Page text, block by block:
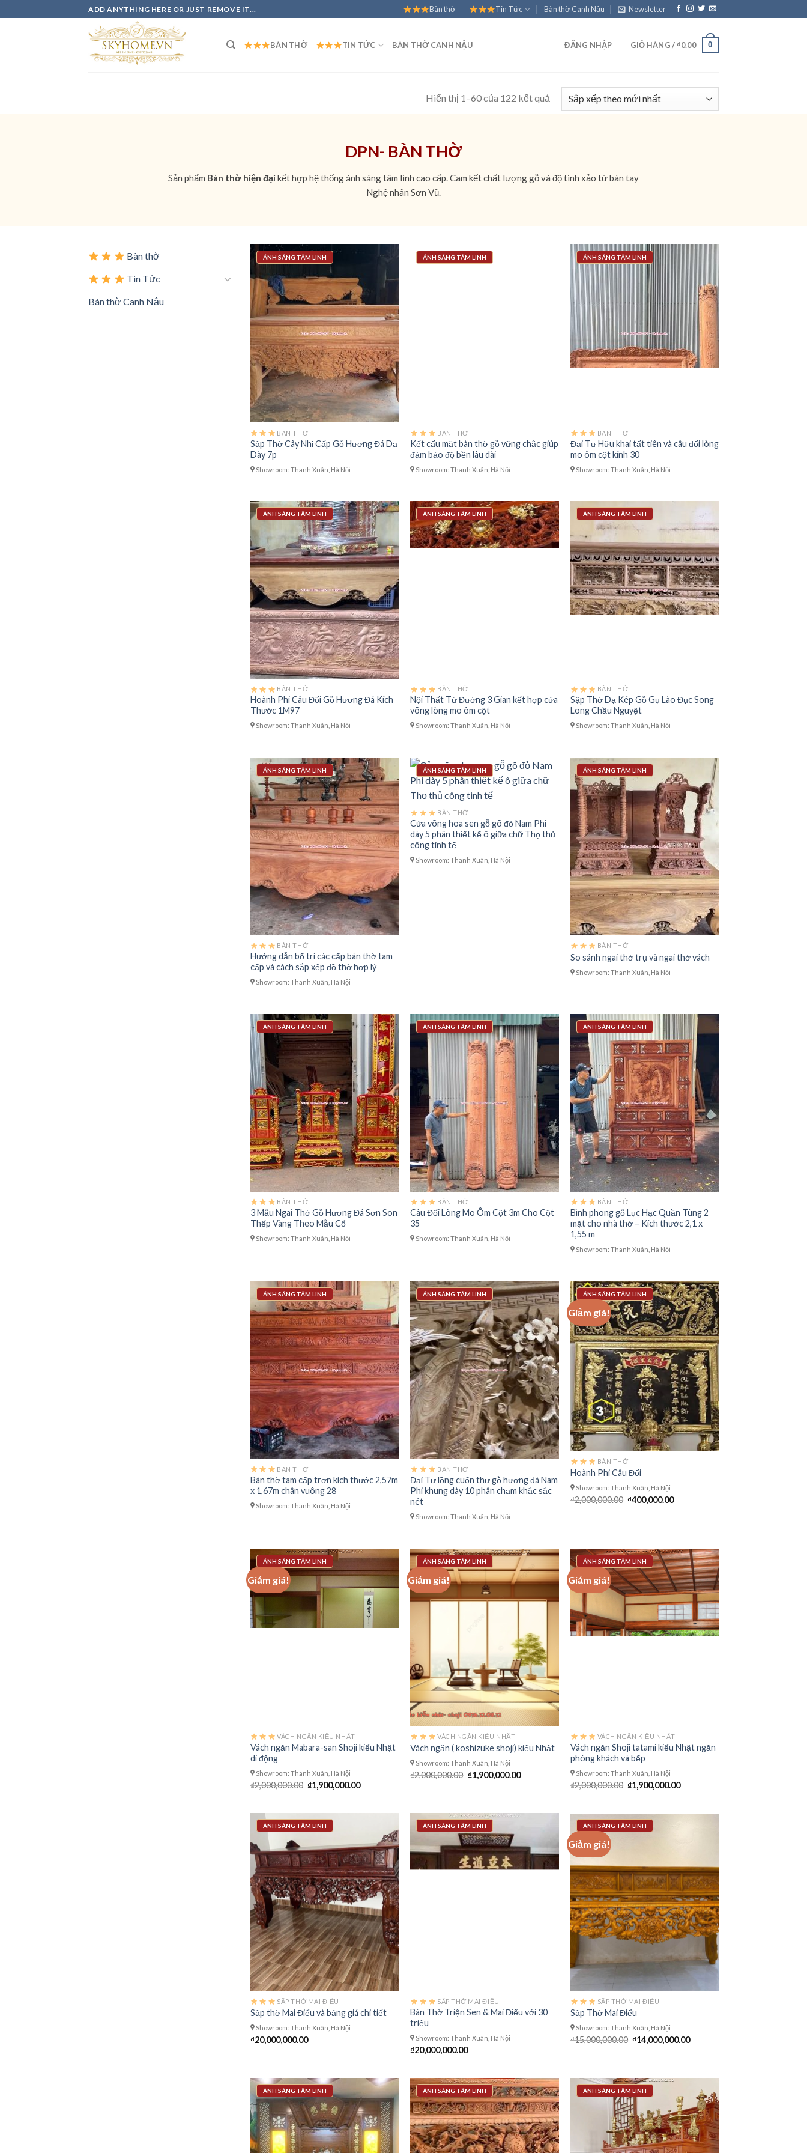
to
ADD ANYTHING HERE OR JUST REMOVE IT... Bàn thờ Tin Tức Bàn thờ Canh Nậu Newsletter
BÀN THỜ TIN TỨC BÀN THỜ CANH NẬU ĐĂNG NHẬP GIỎ HÀNG / ₫0.00 0
Hiển thị 1–60 của 122 kết quả
DPN- BÀN THỜ
Sản phẩm Bàn thờ hiện đại kết hợp hệ thống ánh sáng tâm linh cao cấp. Cam kết chất lượng gỗ và độ tinh xảo từ bàn tay
Nghệ nhân Sơn Vũ.
Bàn thờ
Tin Tức
Bàn thờ Canh Nậu
ÁNH SÁNG TÂM LINH
BÀN THỜ
Sập Thờ Cây Nhị Cấp Gỗ Hương Đá Dạ
Dày 7p
Showroom: Thanh Xuân, Hà Nội
ÁNH SÁNG TÂM LINH
BÀN THỜ
Kết cấu mặt bàn thờ gỗ vững chắc giúp
đảm bảo độ bền lâu dài
Showroom: Thanh Xuân, Hà Nội
ÁNH SÁNG TÂM LINH
BÀN THỜ
Đại Tự Hữu khai tất tiên và câu đối lòng
mo ôm cột kính 30
Showroom: Thanh Xuân, Hà Nội
ÁNH SÁNG TÂM LINH
BÀN THỜ
Hoành Phi Câu Đối Gỗ Hương Đá Kích
Thước 1M97
Showroom: Thanh Xuân, Hà Nội
ÁNH SÁNG TÂM LINH
BÀN THỜ
Nội Thất Từ Đường 3 Gian kết hợp cửa
võng lòng mo ôm cột
Showroom: Thanh Xuân, Hà Nội
ÁNH SÁNG TÂM LINH
BÀN THỜ
Sập Thờ Dạ Kép Gỗ Gụ Lào Đục Song
Long Chầu Nguyệt
Showroom: Thanh Xuân, Hà Nội
ÁNH SÁNG TÂM LINH
BÀN THỜ
Hướng dẫn bố trí các cấp bàn thờ tam
cấp và cách sắp xếp đồ thờ hợp lý
Showroom: Thanh Xuân, Hà Nội
ÁNH SÁNG TÂM LINH
BÀN THỜ
Cửa võng hoa sen gỗ gõ đỏ Nam Phi
dày 5 phân thiết kế ô giữa chữ Thọ thủ
công tinh tế
Showroom: Thanh Xuân, Hà Nội
ÁNH SÁNG TÂM LINH
BÀN THỜ
So sánh ngai thờ trụ và ngai thờ vách
Showroom: Thanh Xuân, Hà Nội
ÁNH SÁNG TÂM LINH
BÀN THỜ
3 Mẫu Ngai Thờ Gỗ Hương Đá Sơn Son
Thếp Vàng Theo Mẫu Cổ
Showroom: Thanh Xuân, Hà Nội
ÁNH SÁNG TÂM LINH
BÀN THỜ
Câu Đối Lòng Mo Ôm Cột 3m Cho Cột
35
Showroom: Thanh Xuân, Hà Nội
ÁNH SÁNG TÂM LINH
BÀN THỜ
Bình phong gỗ Lục Hạc Quần Tùng 2
mặt cho nhà thờ – Kích thước 2,1 x
1,55 m
Showroom: Thanh Xuân, Hà Nội
ÁNH SÁNG TÂM LINH
BÀN THỜ
Bàn thờ tam cấp trơn kích thước 2,57m
x 1,67m chân vuông 28
Showroom: Thanh Xuân, Hà Nội
ÁNH SÁNG TÂM LINH
BÀN THỜ
Đại Tự lồng cuốn thư gỗ hương đá Nam
Phi khung dày 10 phân chạm khắc sắc
nét
Showroom: Thanh Xuân, Hà Nội
Giảm giá!
ÁNH SÁNG TÂM LINH
BÀN THỜ
Hoành Phi Câu Đối
Showroom: Thanh Xuân, Hà Nội
₫2,000,000.00 Giá
₫400,000.00Giá
Giảm giá!
ÁNH SÁNG TÂM LINH
VÁCH NGĂN KIỂU NHẬT
Vách ngăn Mabara-san Shoji kiểu Nhật
di động
Showroom: Thanh Xuân, Hà Nội
₫2,000,000.00 Giá
gốc
₫1,900,000.00Giá
Giảm giá!
ÁNH SÁNG TÂM LINH
VÁCH NGĂN KIỂU NHẬT
Vách ngăn ( koshizuke shoji) kiểu Nhật
Showroom: Thanh Xuân, Hà Nội
₫2,000,000.00 Giá
gốc
₫1,900,000.00Giá
Giảm giá!
ÁNH SÁNG TÂM LINH
VÁCH NGĂN KIỂU NHẬT
Vách ngăn Shoji tatami kiểu Nhật ngăn
phòng khách và bếp
Showroom: Thanh Xuân, Hà Nội
₫2,000,000.00 Giá
gốc
₫1,900,000.00Giá
ÁNH SÁNG TÂM LINH
SẬP THỜ MAI ĐIỂU
Sập thờ Mai Điểu và bảng giá chi tiết
Showroom: Thanh Xuân, Hà Nội
₫20,000,000.00
ÁNH SÁNG TÂM LINH
SẬP THỜ MAI ĐIỂU
Bàn Thờ Triện Sen & Mai Điểu với 30
triệu
Showroom: Thanh Xuân, Hà Nội
₫20,000,000.00
Giảm giá!
ÁNH SÁNG TÂM LINH
SẬP THỜ MAI ĐIỂU
Sập Thờ Mai Điểu
Showroom: Thanh Xuân, Hà Nội
₫15,000,000.00 Giá
₫14,000,000.00Giá
ÁNH SÁNG TÂM LINH ÁNH SÁNG TÂM LINH ÁNH SÁNG TÂM LINH